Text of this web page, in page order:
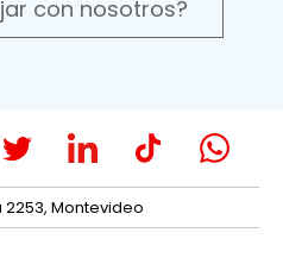
con nosotros?
2253, Montevideo